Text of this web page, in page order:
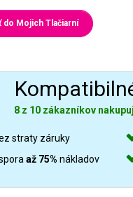
do Mojich Tlačiarní
8 z 10 zákazníkov
straty záruky
až 75% nákladov